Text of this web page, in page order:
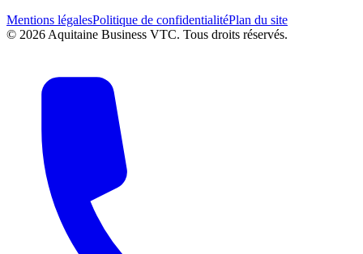
Mentions légalesPolitique de confidentialitéPlan du site
© 2026 Aquitaine Business VTC. Tous droits réservés.